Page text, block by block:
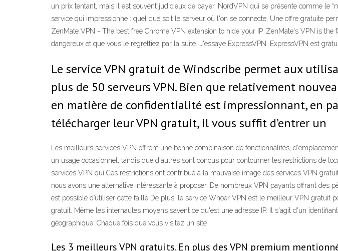
un prix tentant, mais il est souvent judicieux de payer. NordVPN qui se présente comme le
service qui impressionne : quel que soit le serveur où l'on se connecte, Une offre gratuite
ZenMate VPN - The best free Chrome VPN extension to hide your IP. ZenMate's VPN is
dangereux et que vous le regrettiez par la suite. J'essaye ExpressVPN. ExpressVPN est
Le service VPN gratuit de Windscribe permet aux
plus de 50 serveurs VPN. Bien que relativement
en matière de confidentialité est impressionnant, en
télécharger leur VPN gratuit, il vous suffit d’entrer un
Les meilleurs services VPN offrent une bonne combinaison de fonctionnalités,
un usage occasionnel, tandis que d'autres sont conçus pour contourner les restrictions de
services VPN qui Ces restrictions ont contribué à la mauvaise image des services VPN
nous avons une alternative intéressante à proposer. De nombreux VPN payants offrant des
est possible d’utiliser cette faille De plus, le service Whoer VPN est le meilleur VPN gratuit
gratuit. Même les internautes moyens savent ce qu'est une adresse IP. Il s'agit d'un
géographique. Chaque fois que vous visitez un site
Les 3 meilleurs VPN gratuits. En plus des VPN premium